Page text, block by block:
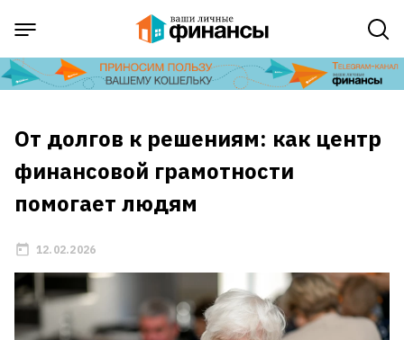
От долгов к решениям: как центр
финансовой грамотности
помогает людям
12.02.2026